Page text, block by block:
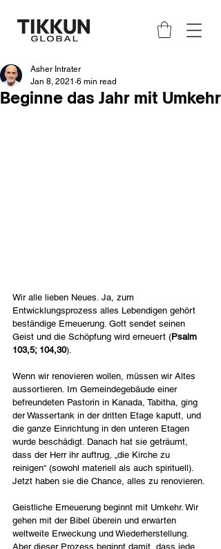
Beginne das Jahr mit Umkehr
Asher Intrater
Jan 8, 2021 6 min read
Wir alle lieben Neues. Ja, zum
Entwicklungsprozess alles Lebendigen gehört
beständige Erneuerung. Gott sendet seinen
Geist und die Schöpfung wird erneuert (Psalm
103,5; 104,30).
Wenn wir renovieren wollen, müssen wir Altes
aussortieren. Im Gemeindegebäude einer
befreundeten Pastorin in Kanada, Tabitha, ging
der Wassertank in der dritten Etage kaputt, und
die ganze Einrichtung in den unteren Etagen
wurde beschädigt. Danach hat sie geträumt,
dass der Herr ihr auftrug, „die Kirche zu
reinigen“ (sowohl materiell als auch spirituell).
Jetzt haben sie die Chance, alles zu renovieren.
Geistliche Erneuerung beginnt mit Umkehr. Wir
gehen mit der Bibel überein und erwarten
weltweite Erweckung und Wiederherstellung.
Aber dieser Prozess beginnt damit, dass jede